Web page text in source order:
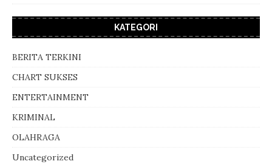
KATEGORI
BERITA TERKINI
CHART SUKSES
ENTERTAINMENT
KRIMINAL
OLAHRAGA
Uncategorized